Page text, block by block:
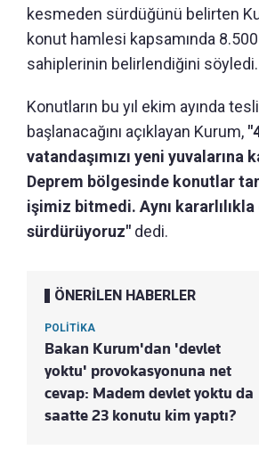
kesmeden sürdüğünü belirten
konut hamlesi kapsamında
sahiplerinin belirlendiğini söyledi.
Konutların bu yıl ekim ayında
başlanacağını açıklayan Kurum,
vatandaşımızı yeni yuvalarına
Deprem bölgesinde konutlar
işimiz bitmedi. Aynı kararlılıkla
sürdürüyoruz" dedi.
ÖNERİLEN HABERLER
POLİTİKA
Bakan Kurum'dan 'devlet
yoktu' provokasyonuna net
cevap: Madem devlet yoktu da
saatte 23 konutu kim yaptı?